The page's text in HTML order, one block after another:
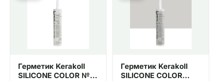
Герметик Kerakoll
SILICONE COLOR №01
Герметик Kerakoll
SILICONE COLOR